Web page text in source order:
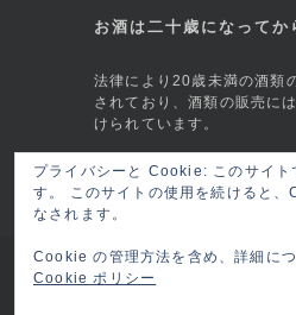
お酒は二十歳になってか
法律により20歳未満の酒類
されており、酒類の販売に
けられています。
This site is protected by
the GooglePrivacy Policy
Service
Copyright © 2026 六本木
ロータル) RO-TARU
プライバシーと Cookie: このサイ
す。 このサイトの使用を続けると
なされます。
Cookie の管理方法を含め、詳細に
Cookie ポリシー